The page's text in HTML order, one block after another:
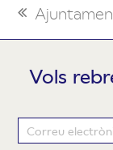
previous
post:
Vols
Newsletter